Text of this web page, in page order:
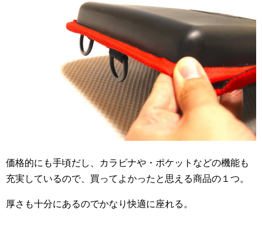
価格的にも手頃だし、カラビナや・ポケットなどの機能も
充実しているので、買ってよかったと思える商品の１つ。
厚さも十分にあるのでかなり快適に座れる。